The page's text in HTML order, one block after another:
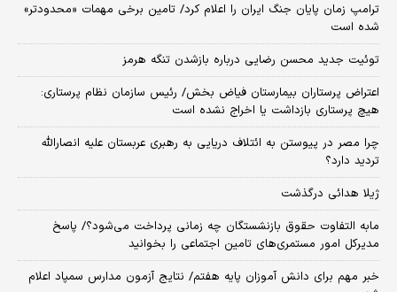
ترامپ زمان پایان جنگ ایران را اعلام کرد/ تامین برخی مهمات «محدودتر»
شده است
توئیت جدید محسن رضایی درباره بازشدن تنگه هرمز
اعتراض پرستاران بیمارستان فیاض بخش/ رئیس سازمان نظام پرستاری:
هیچ پرستاری بازداشت یا اخراج نشده است
چرا مصر در پیوستن به ائتلاف دریایی به رهبری عربستان علیه انصارالله
تردید دارد؟
ژیلا هدائی درگذشت
مابه التفاوت حقوق بازنشستگان چه زمانی پرداخت می‌شود؟/ پاسخ
مدیرکل امور مستمری‌های تامین اجتماعی را بخوانید
خبر مهم برای دانش آموزان پایه هفتم/ نتایج آزمون مدارس سمپاد اعلام